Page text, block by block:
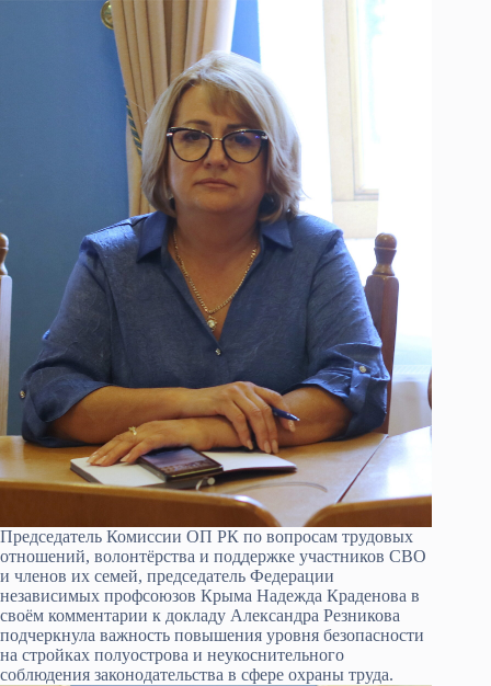
Председатель Комиссии ОП РК по вопросам трудовых
отношений, волонтёрства и поддержке участников СВО
и членов их семей, председатель Федерации
независимых профсоюзов Крыма Надежда Краденова в
своём комментарии к докладу Александра Резникова
подчеркнула важность повышения уровня безопасности
на стройках полуострова и неукоснительного
соблюдения законодательства в сфере охраны труда.